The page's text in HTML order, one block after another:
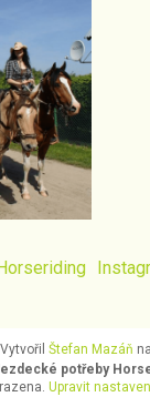
VytvořilŠtefan Mazáň
potřeby
Upravit